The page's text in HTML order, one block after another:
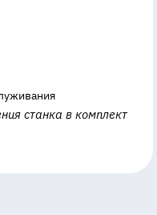
станка в комплект